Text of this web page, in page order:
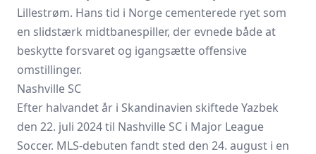
Lillestrøm. Hans tid i Norge cementerede ryet som
en slidstærk midtbanespiller, der evnede både at
beskytte forsvaret og igangsætte offensive
omstillinger.
Nashville SC
Efter halvandet år i Skandinavien skiftede Yazbek
den 22. juli 2024 til Nashville SC i Major League
Soccer. MLS-debuten fandt sted den 24. august i en